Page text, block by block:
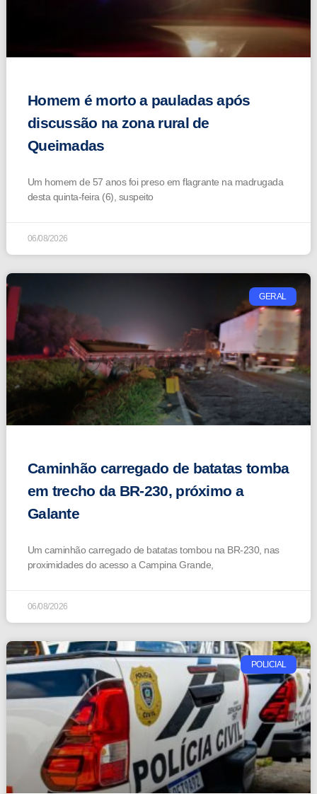
Homem é morto a pauladas após
discussão na zona rural de
Queimadas
Um homem de 57 anos foi preso em flagrante na madrugada
desta quinta-feira (6), suspeito
06/08/2026
GERAL
Caminhão carregado de batatas tomba
em trecho da BR-230, próximo a
Galante
Um caminhão carregado de batatas tombou na BR-230, nas
proximidades do acesso a Campina Grande,
06/08/2026
POLICIAL